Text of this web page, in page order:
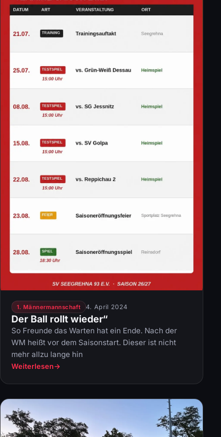
1. Männermannschaft 4. April 2024
Der Ball rollt wieder“
So Freunde das Warten hat ein Ende. Nach der
WM heißt vor dem Saisonstart. Dieser ist nicht
mehr allzu lange hin
Weiterlesen